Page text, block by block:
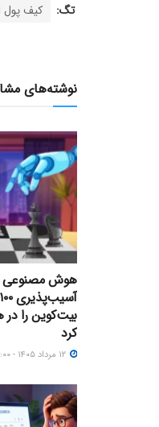
تگ: کیف پول
نوشته‌های
بیت‌کوین را
کرد